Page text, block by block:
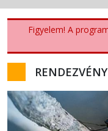
Figyelem! A
RENDEZVÉNY